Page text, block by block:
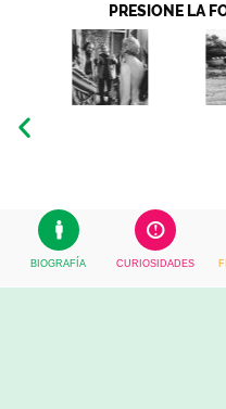
PRESIONE LA
BIOGRAFÍA CURIOSIDADES